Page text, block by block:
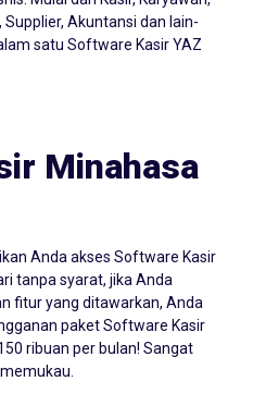
Akuntansi dan lain-
satu Software Kasir YAZ
Minahasa
Anda akses Software Kasir
tanpa syarat, jika Anda
fitur yang ditawarkan, Anda
paket Software Kasir
ribuan per bulan! Sangat